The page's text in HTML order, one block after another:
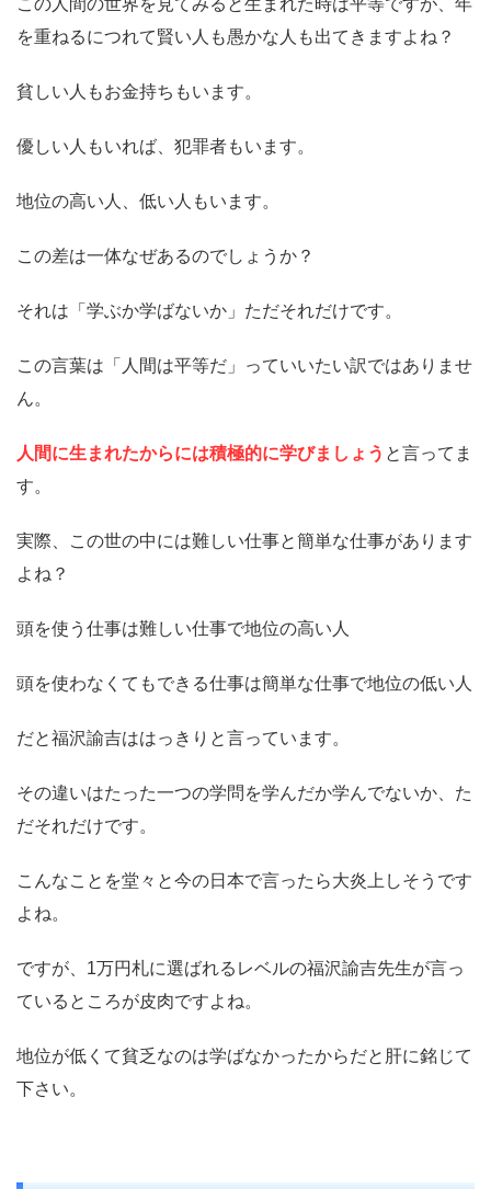
この人間の世界を見てみると生まれた時は平等ですが、年
を重ねるにつれて賢い人も愚かな人も出てきますよね？
貧しい人もお金持ちもいます。
優しい人もいれば、犯罪者もいます。
地位の高い人、低い人もいます。
この差は一体なぜあるのでしょうか？
それは「学ぶか学ばないか」ただそれだけです。
この言葉は「人間は平等だ」っていいたい訳ではありませ
ん。
人間に生まれたからには積極的に学びましょう と言ってま
す。
実際、この世の中には難しい仕事と簡単な仕事があります
よね？
頭を使う仕事は難しい仕事で地位の高い人
頭を使わなくてもできる仕事は簡単な仕事で地位の低い人
だと福沢諭吉ははっきりと言っています。
その違いはたった一つの学問を学んだか学んでないか、た
だそれだけです。
こんなことを堂々と今の日本で言ったら大炎上しそうです
よね。
ですが、1万円札に選ばれるレベルの福沢諭吉先生が言っ
ているところが皮肉ですよね。
地位が低くて貧乏なのは学ばなかったからだと肝に銘じて
下さい。